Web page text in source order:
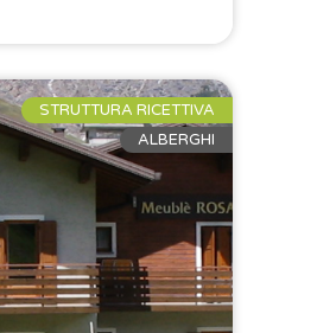
STRUTTURA RICETTIVA
ALBERGHI